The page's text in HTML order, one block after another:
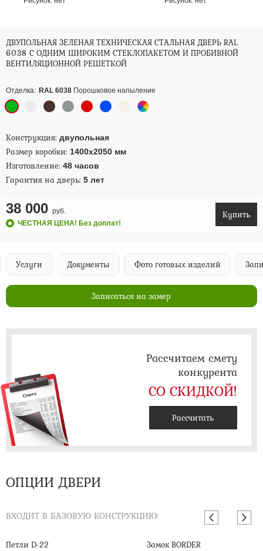
ДВУПОЛЬНАЯ ЗЕЛЕНАЯ ТЕХНИЧЕСКАЯ СТАЛЬНАЯ ДВЕРЬ RAL
6038 С ОДНИМ ШИРОКИМ СТЕКЛОПАКЕТОМ И ПРОБИВНОЙ
ВЕНТИЛЯЦИОННОЙ РЕШЕТКОЙ
Отделка: RAL 6038 Порошковое напыление
Конструкция: двупольная
Размер коробки: 1400х2050 мм
Изготовление: 48 часов
Гарантия на дверь: 5 лет
38 000 руб.
ЧЕСТНАЯ ЦЕНА! Без доплат!
Купить
Услуги Документы Фото готовых изделий
Записаться на замер
Рассчитаем смету
конкурента
СО СКИДКОЙ!
Рассчитать
ОПЦИИ ДВЕРИ
ВХОДИТ В БАЗОВУЮ КОНСТРУКЦИЮ:
Петли D-22 Замок BORDER